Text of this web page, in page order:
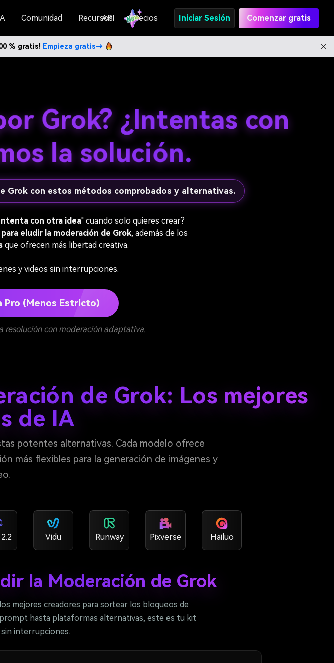
Comunidad Recursos
API Precios Iniciar Sesión Comenzar gratis
% gratis! Empieza gratis→
Grok? ¿Intentas con
la solución.
Grok con estos métodos comprobados y alternativas.
con otra idea" cuando solo quieres crear?
eludir la moderación de Grok, además de los
que ofrecen más libertad creativa.
y videos sin interrupciones.
Pro (Menos Estricto)
resolución con moderación adaptativa.
de Grok: Los mejores
de IA
potentes alternativas. Cada modelo ofrece
más flexibles para la generación de imágenes y
Vidu Runway Pixverse Hailuo
la Moderación de Grok
mejores creadores para sortear los bloqueos de
hasta plataformas alternativas, este es tu kit
interrupciones.